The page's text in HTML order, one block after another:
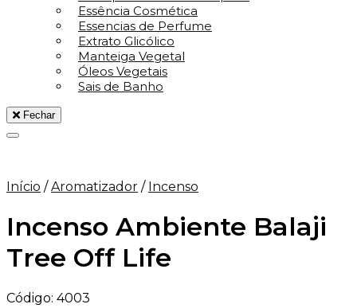
Essência Cosmética
Essencias de Perfume
Extrato Glicólico
Manteiga Vegetal
Óleos Vegetais
Sais de Banho
Fechar
Início / Aromatizador / Incenso
Incenso Ambiente Balaji
Tree Off Life
Código: 4003